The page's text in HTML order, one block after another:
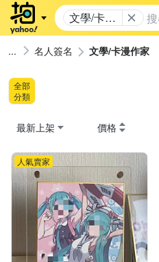
文學/卡漫
作家
名人簽名 文學/卡漫作家
全部
分類
最新上架 價格
人氣賣家